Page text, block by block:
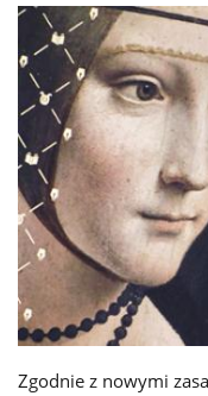
Zgodnie z nowymi